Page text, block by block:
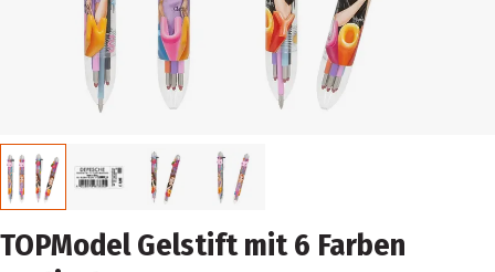
TOPModel Gelstift mit 6 Farben